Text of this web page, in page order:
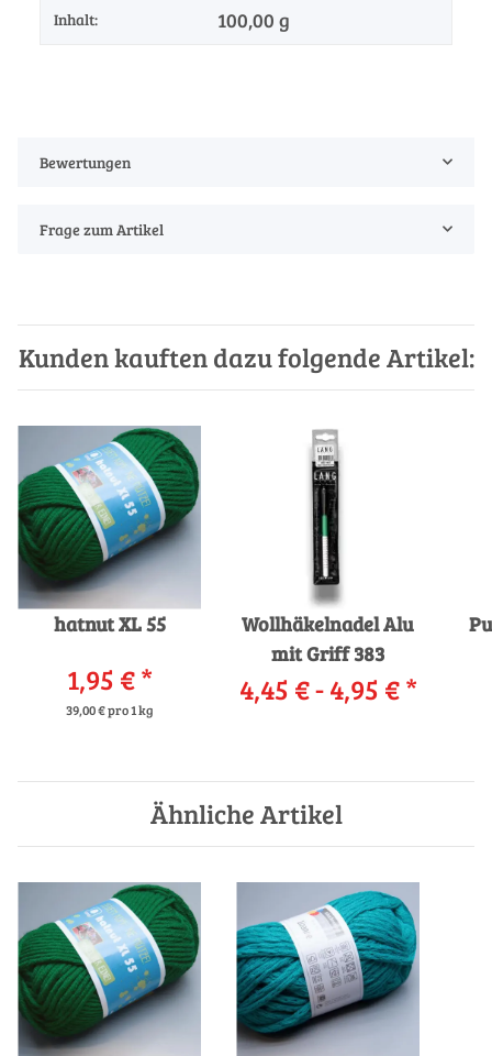
Inhalt: 100,00 g
Bewertungen
Frage zum Artikel
Kunden kauften dazu folgende Artikel:
hatnut XL 55
1,95 €*
39,00 € pro 1 kg
Wollhäkelnadel Alu
mit Griff 383
4,45 € -4,95 €*
Ähnliche Artikel